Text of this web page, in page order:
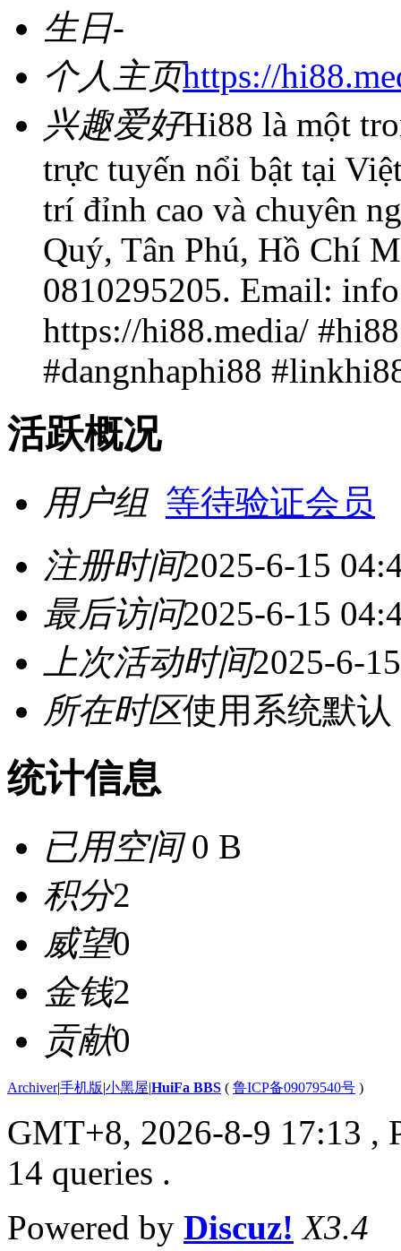
生日-
个人主页https://
兴趣爱好Hi88 là một
trực tuyến nổi bật tại
trí đỉnh cao và chuyên
Quý, Tân Phú, Hồ Chí
0810295205. Email:
https://hi88.media/
#dangnhaphi88
活跃概况
用户组 等待验证会员
注册时间2025-6-15
最后访问2025-6-15
上次活动时间2025-6-
所在时区使用系统默认
统计信息
已用空间0 B
积分2
威望0
金钱2
贡献0
Archiver|手机版|小黑屋|HuiFa BBS ( 鲁ICP备09079540号 )
GMT+8, 2026-8-9 17:13 ,
14 queries .
Powered by Discuz! X3.4